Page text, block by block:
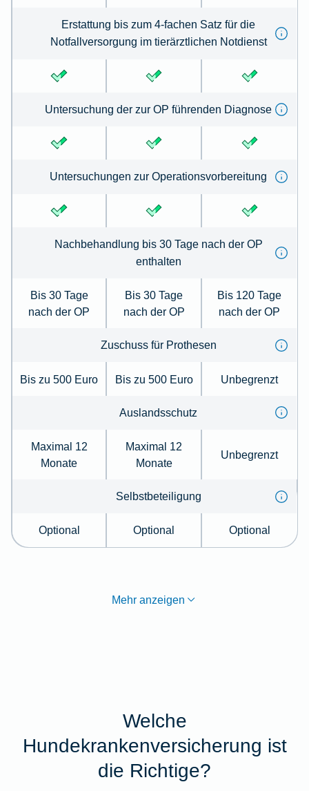
Erstattung bis zum 4-fachen Satz für die
Notfallversorgung im tierärztlichen Notdienst
Untersuchung der zur OP führenden Diagnose
Untersuchungen zur Operationsvorbereitung
Nachbehandlung bis 30 Tage nach der OP
enthalten
Bis 30 Tage
nach der OP
Bis 30 Tage
nach der OP
Bis 120 Tage
nach der OP
Zuschuss für Prothesen
Bis zu 500 Euro Bis zu 500 Euro Unbegrenzt
Auslandsschutz
Maximal 12
Monate
Maximal 12
Monate
Unbegrenzt
Selbstbeteiligung
Optional Optional Optional
Mehr anzeigen
Welche
Hundekrankenversicherung ist
die Richtige?